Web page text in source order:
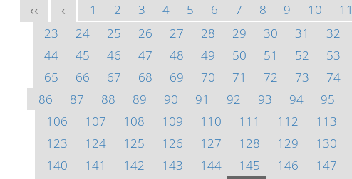
<< < 1 2 3 4 5 6 7 8 9 10 11
23
24 25 26 27 28 29 30 31 32
44
45 46 47 48 49 50 51 52 53
65
66 67 68 69 70 71 72 73 74
86
87 88 89 90 91 92 93 94 95
106
107 108 109 110 111 112 113
123
124 125 126 127 128 129 130
140
141 142 143 144 145 146 147